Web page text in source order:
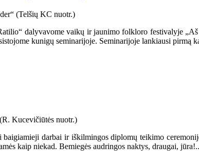
dalyvavome vaikų ir jaunimo folkloro festivalyje
kunigų seminarijoje. Seminarijoje lankiausi pirmą
darbai ir iškilmingos diplomų teikimo
kaip niekad. Bemiegės audringos naktys, draugai,